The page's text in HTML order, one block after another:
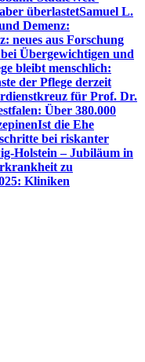
überlastetSamuel L.
Demenz:
neues aus Forschung
Übergewichtigen und
bleibt menschlich:
der Pflege derzeit
für Prof. Dr.
Über 380.000
Ist die Ehe
bei riskanter
Holstein – Jubiläum in
zu
Kliniken